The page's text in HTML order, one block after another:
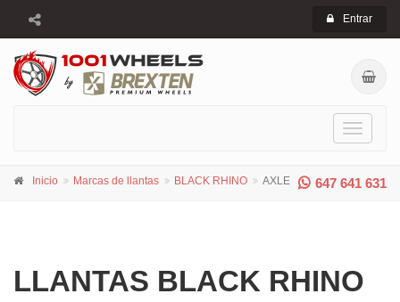
Entrar
Toggle
647 641 631
Inicio Marcas de llantas BLACK RHINO AXLE
LLANTAS BLACK RHINO